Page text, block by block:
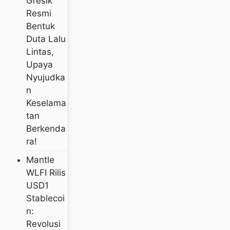
Resmi
Bentuk
Duta Lalu
Lintas,
Upaya
Nyujudka
N
Keselama
Tan
Berkenda
Ra!
Mantle
WLFI Rilis
USD1
Stablecoi
N:
Revolusi